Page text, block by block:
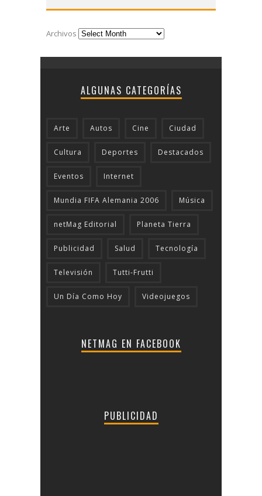
Archivos
ALGUNAS CATEGORÍAS
Arte Autos Cine Ciudad
Cultura Deportes Destacados
Eventos Internet
Mundia FIFA Alemania 2006 Música
netMag Editorial Planeta Tierra
Publicidad Salud Tecnologí­a
Televisión Tutti-Frutti
Un Día Como Hoy Videojuegos
NETMAG EN FACEBOOK
PUBLICIDAD